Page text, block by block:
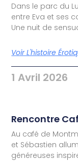
Dans le parc du
entre Eva et ses
Une nuit de
Voir L'histoire
1 Avril 2026
Rencontre
Au café de
et Sébastien
généreuses